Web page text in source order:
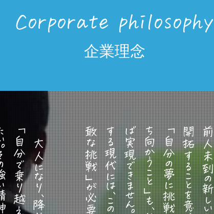
Corporate philosophy
企業理念